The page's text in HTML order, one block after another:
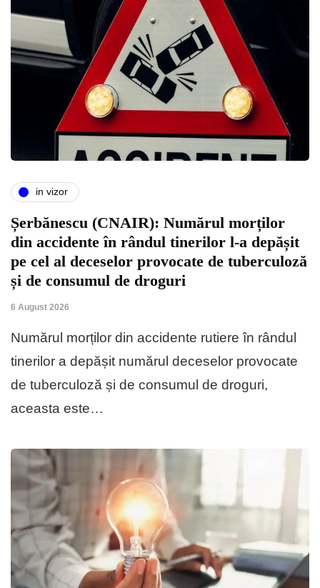
in vizor
Șerbănescu (CNAIR): Numărul morților
din accidente în rândul tinerilor l-a depășit
pe cel al deceselor provocate de tuberculoză
și de consumul de droguri
6 August 2026
Numărul morților din accidente rutiere în rândul
tinerilor a depășit numărul deceselor provocate
de tuberculoză și de consumul de droguri,
aceasta este…